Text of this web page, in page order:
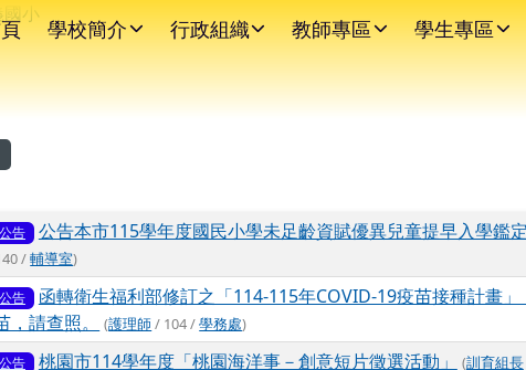
學校簡介 行政組織 教師專區 學生專區
域
公告
公告本市115學年度國民小學未足齡資賦優異兒童提早入學鑑
/輔導室)
公告
函轉衛生福利部修訂之「114-115年COVID-19疫苗接種計畫
請查照。
(護理師/ 104 /學務處)
公告 桃園市114學年度「桃園海洋事－創意短片徵選活動」 (訓育組長